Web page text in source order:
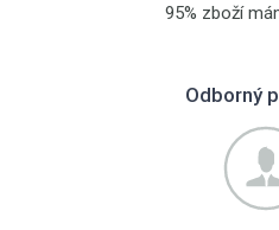
95% zboží
Odborný